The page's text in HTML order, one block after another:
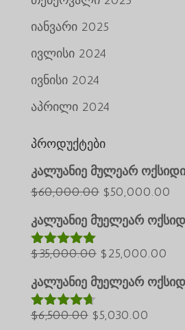
იანვარი 2025
ივლისი 2024
ივნისი 2024
აპრილი 2024
პროდუქტები
კალუანიე მულეარ
$60,000.00 საწყისი
იყო:
$60,000.00.
$50,000.00
კალუანიე მუელეარ
შეფასებულ
დან
$35,000.00 საწყისი
იყო:
$35,000.00.
$25,000.00
კალუანიე მუელეარ
შეფასებუ
$6,500.00 საწყისი
$5,030.00